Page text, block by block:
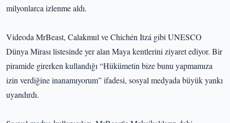
milyonlarca izlenme aldı.
Videoda MrBeast, Calakmul ve Chichén Itzá gibi UNESCO
Dünya Mirası listesinde yer alan Maya kentlerini ziyaret ediyor. Bir
piramide girerken kullandığı “Hükümetin bize bunu yapmamıza
izin verdiğine inanamıyorum” ifadesi, sosyal medyada büyük yankı
uyandırdı.